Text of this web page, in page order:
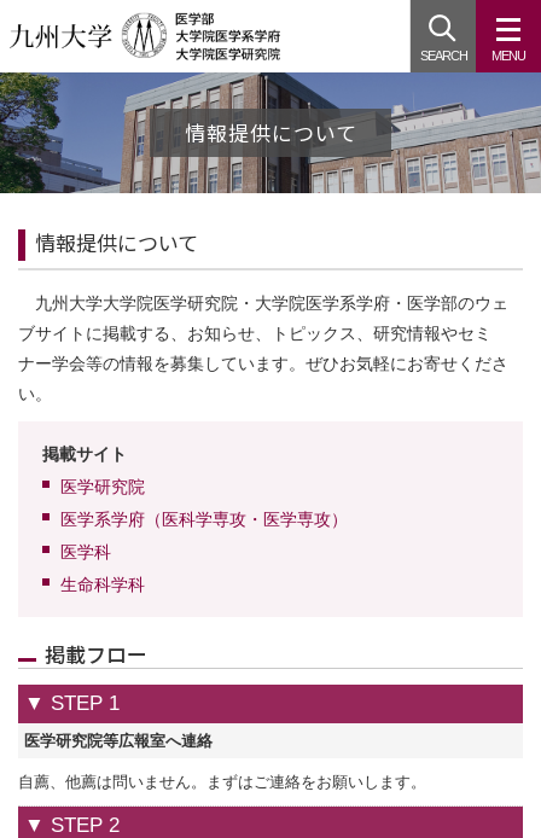
SEARCH
情報提供について
情報提供について
九州大学大学院医学研究院・大学院医学系学府・医学部のウェ
ブサイトに掲載する、お知らせ、トピックス、研究情報やセミ
ナー学会等の情報を募集しています。ぜひお気軽にお寄せくださ
い。
掲載サイト
医学研究院
医学系学府（医科学専攻・医学専攻）
医学科
生命科学科
掲載フロー
▼ STEP 1
医学研究院等広報室へ連絡
自薦、他薦は問いません。まずはご連絡をお願いします。
▼ STEP 2
MENU